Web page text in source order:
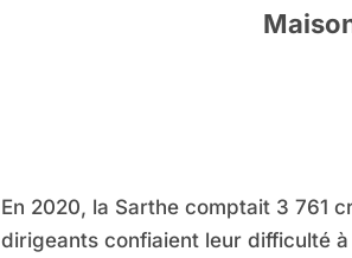
En 2020, la Sarthe comptait 3 761
dirigeants confiaient leur difficulté